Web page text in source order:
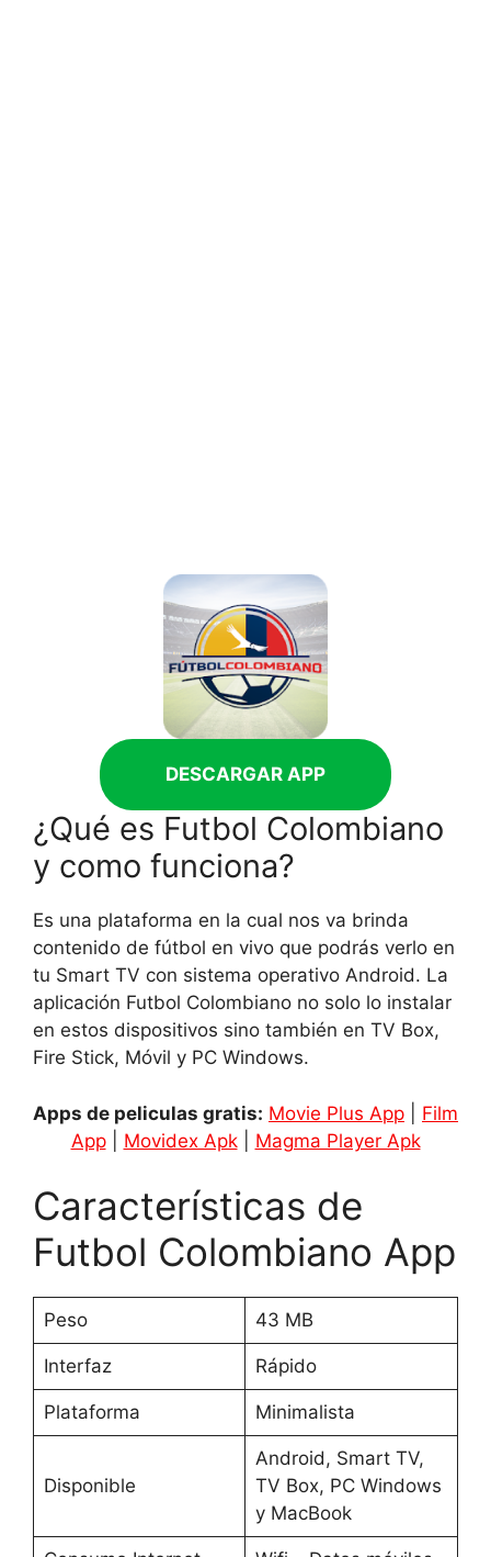
DESCARGAR APP
¿Qué es Futbol Colombiano
y como funciona?
Es una plataforma en la cual nos va brinda
contenido de fútbol en vivo que podrás verlo en
tu Smart TV con sistema operativo Android. La
aplicación Futbol Colombiano no solo lo instalar
en estos dispositivos sino también en TV Box,
Fire Stick, Móvil y PC Windows.
Apps de peliculas gratis: Movie Plus App
Film
App| Movidex Apk| Magma Player Apk
Características de
Futbol Colombiano App
Peso 43 MB
Interfaz Rápido
Plataforma Minimalista
Disponible
Android, Smart TV,
TV Box, PC Windows
y MacBook